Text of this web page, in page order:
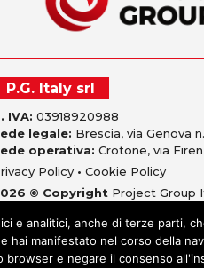
P.G. Italy srl
IVA: 03918920988
legale: Brescia, via Genova
operativa: Crotone, via
Policy• Cookie Policy
© Copyright Project Group
e analitici, anche di terze parti,
manifestato nel corso della
browser e negare il consenso